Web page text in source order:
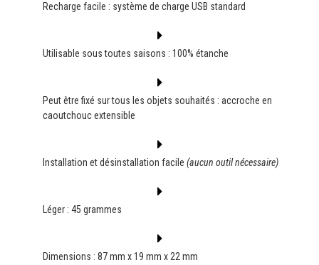
Recharge facile : système de charge USB standard
Utilisable sous toutes saisons : 100% étanche
Peut être fixé sur tous les objets souhaités : accroche en
caoutchouc extensible
Installation et désinstallation facile (aucun outil nécessaire)
Léger : 45 grammes
Dimensions : 87 mm x 19 mm x 22 mm